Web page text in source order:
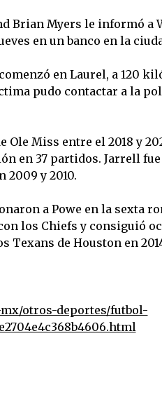
Brian Myers le informó a
en un banco en la
en Laurel, a 120
pudo contactar a la
Ole Miss entre el 2018 y
en 37 partidos. Jarrell
2009 y 2010.
a Powe en la sexta
los Chiefs y consiguió
Texans de Houston en
otros-deportes/futbol-